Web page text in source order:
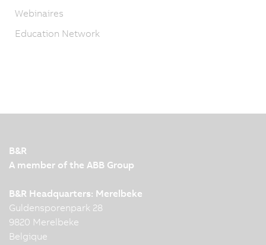
Webinaires
Education Network
B&R
A member of the ABB Group
B&R Headquarters: Merelbeke
Guldensporenpark 28
9820 Merelbeke
Belgique